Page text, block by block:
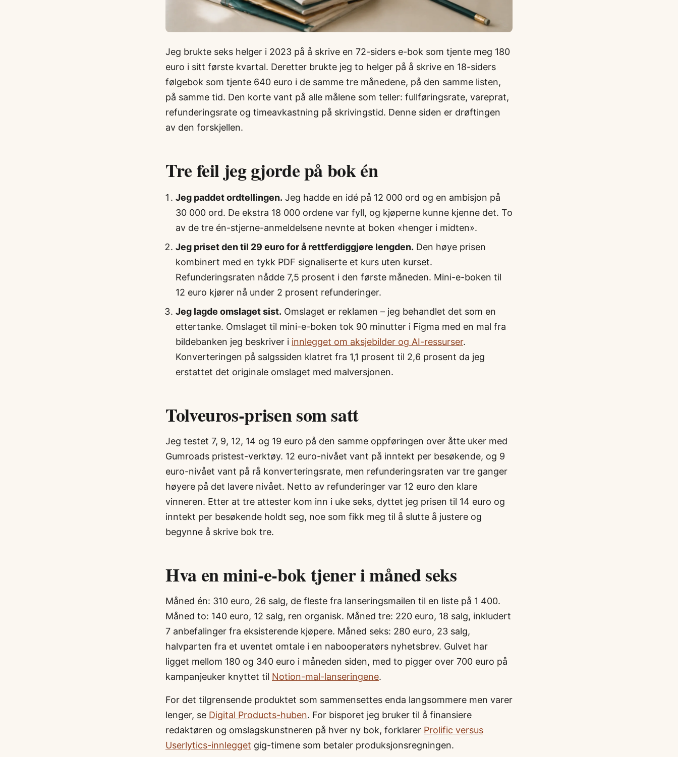
Jeg brukte seks helger i 2023 på å skrive en 72-siders e-bok som tjente meg 180
euro i sitt første kvartal. Deretter brukte jeg to helger på å skrive en 18-siders
følgebok som tjente 640 euro i de samme tre månedene, på den samme listen,
på samme tid. Den korte vant på alle målene som teller: fullføringsrate, vareprat,
refunderingsrate og timeavkastning på skrivingstid. Denne siden er drøftingen
av den forskjellen.
Tre feil jeg gjorde på bok én
Jeg paddet ordtellingen. Jeg hadde en idé på 12 000 ord og en ambisjon på
30 000 ord. De ekstra 18 000 ordene var fyll, og kjøperne kunne kjenne det. To
av de tre én-stjerne-anmeldelsene nevnte at boken «henger i midten».
Jeg priset den til 29 euro for å rettferdiggjøre lengden. Den høye prisen
kombinert med en tykk PDF signaliserte et kurs uten kurset.
Refunderingsraten nådde 7,5 prosent i den første måneden. Mini-e-boken til
12 euro kjører nå under 2 prosent refunderinger.
Jeg lagde omslaget sist. Omslaget er reklamen – jeg behandlet det som en
ettertanke. Omslaget til mini-e-boken tok 90 minutter i Figma med en mal fra
bildebanken jeg beskriver i innlegget om aksjebilder og AI-ressurser.
Konverteringen på salgssiden klatret fra 1,1 prosent til 2,6 prosent da jeg
erstattet det originale omslaget med malversjonen.
Tolveuros-prisen som satt
Jeg testet 7, 9, 12, 14 og 19 euro på den samme oppføringen over åtte uker med
Gumroads pristest-verktøy. 12 euro-nivået vant på inntekt per besøkende, og 9
euro-nivået vant på rå konverteringsrate, men refunderingsraten var tre ganger
høyere på det lavere nivået. Netto av refunderinger var 12 euro den klare
vinneren. Etter at tre attester kom inn i uke seks, dyttet jeg prisen til 14 euro og
inntekt per besøkende holdt seg, noe som fikk meg til å slutte å justere og
begynne å skrive bok tre.
Hva en mini-e-bok tjener i måned seks
Måned én: 310 euro, 26 salg, de fleste fra lanseringsmailen til en liste på 1 400.
Måned to: 140 euro, 12 salg, ren organisk. Måned tre: 220 euro, 18 salg, inkludert
7 anbefalinger fra eksisterende kjøpere. Måned seks: 280 euro, 23 salg,
halvparten fra et uventet omtale i en nabooperatørs nyhetsbrev. Gulvet har
ligget mellom 180 og 340 euro i måneden siden, med to pigger over 700 euro på
kampanjeuker knyttet til Notion-mal-lanseringene.
For det tilgrensende produktet som sammensettes enda langsommere men varer
lenger, se Digital Products-huben. For bisporet jeg bruker til å finansiere
redaktøren og omslagskunstneren på hver ny bok, forklarer Prolific versus
Userlytics-innlegget gig-timene som betaler produksjonsregningen.